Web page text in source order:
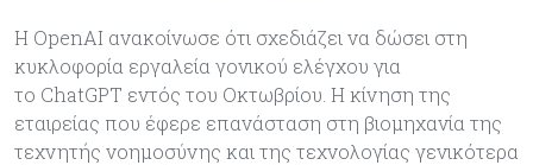
Η OpenAI ανακοίνωσε ότι σχεδιάζει να δώσει στη
κυκλοφορία εργαλεία γονικού ελέγχου για
το ChatGPT εντός του Οκτωβρίου. Η κίνηση της
εταιρείας που έφερε επανάσταση στη βιομηχανία της
τεχνητής νοημοσύνης και της τεχνολογίας γενικότερα